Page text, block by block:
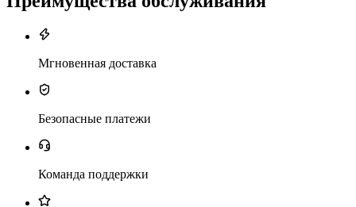
Мгновенная доставка
Безопасные платежи
Команда поддержки